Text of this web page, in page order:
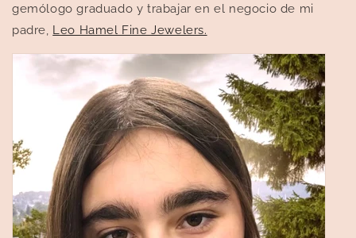
gemólogo graduado y trabajar en el negocio de mi
padre, Leo Hamel Fine Jewelers.